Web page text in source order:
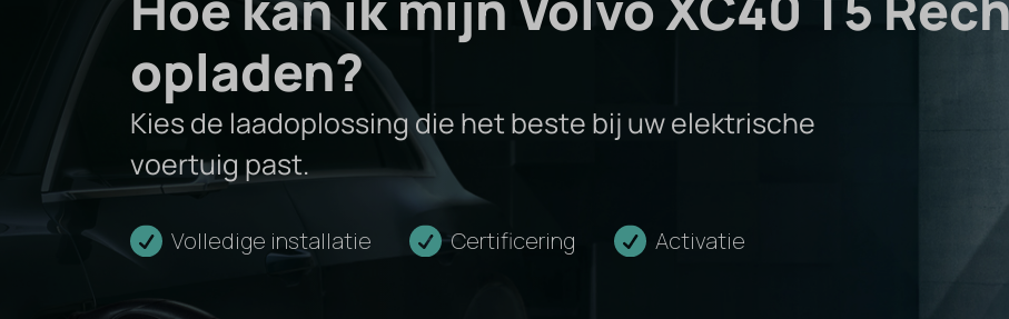
T5
Recharge
opladen?
Kies de laadoplossing die het beste bij uw elektrische
voertuig past.
Volledige installatie Certificering Activatie